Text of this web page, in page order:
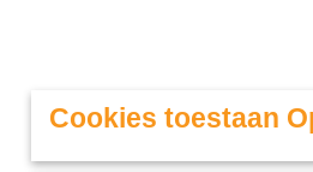
Cookies toestaan